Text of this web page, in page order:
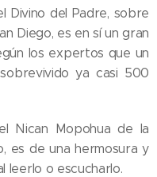
Divino del Padre, sobre
Diego, es en sí un gran
los expertos que un
ya casi 500
Nican Mopohua de la
es de una hermosura y
leerlo o escucharlo.